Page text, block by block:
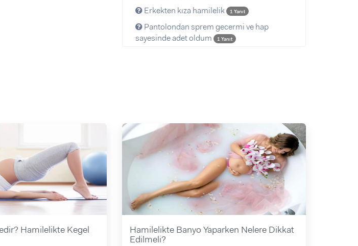
Erkekten kıza hamilelik 1 Yanıt
Pantolondan sprem gecermi ve hap
sayesinde adet oldum
1 Yanıt
Hamilelikte Kegel Hamilelikte Banyo Yaparken Nelere Dikkat
Edilmeli?